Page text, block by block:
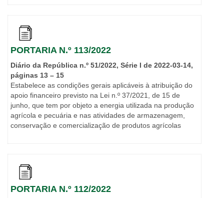
PORTARIA N.º 113/2022
Diário da República n.º 51/2022, Série I de 2022-03-14,
páginas 13 – 15
Estabelece as condições gerais aplicáveis à atribuição do
apoio financeiro previsto na Lei n.º 37/2021, de 15 de
junho, que tem por objeto a energia utilizada na produção
agrícola e pecuária e nas atividades de armazenagem,
conservação e comercialização de produtos agrícolas
PORTARIA N.º 112/2022